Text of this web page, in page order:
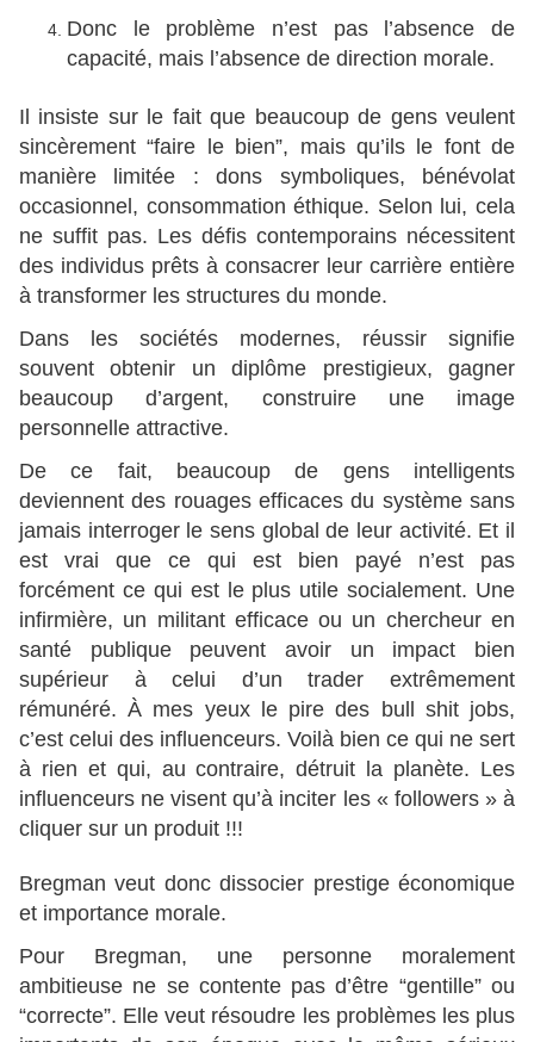
Donc le problème n’est pas l’absence de
capacité, mais l’absence de direction morale.
Il insiste sur le fait que beaucoup de gens veulent
sincèrement “faire le bien”, mais qu’ils le font de
manière limitée : dons symboliques, bénévolat
occasionnel, consommation éthique. Selon lui, cela
ne suffit pas. Les défis contemporains nécessitent
des individus prêts à consacrer leur carrière entière
à transformer les structures du monde.
Dans les sociétés modernes, réussir signifie
souvent obtenir un diplôme prestigieux, gagner
beaucoup d’argent, construire une image
personnelle attractive.
De ce fait, beaucoup de gens intelligents
deviennent des rouages efficaces du système sans
jamais interroger le sens global de leur activité. Et il
est vrai que ce qui est bien payé n’est pas
forcément ce qui est le plus utile socialement. Une
infirmière, un militant efficace ou un chercheur en
santé publique peuvent avoir un impact bien
supérieur à celui d’un trader extrêmement
rémunéré. À mes yeux le pire des bull shit jobs,
c’est celui des influenceurs. Voilà bien ce qui ne sert
à rien et qui, au contraire, détruit la planète. Les
influenceurs ne visent qu’à inciter les « followers » à
cliquer sur un produit !!!
Bregman veut donc dissocier prestige économique
et importance morale.
Pour Bregman, une personne moralement
ambitieuse ne se contente pas d’être “gentille” ou
“correcte”. Elle veut résoudre les problèmes les plus